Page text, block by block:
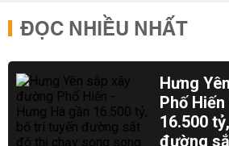
ĐỌC NHIỀU NHẤT
Hưng
Phố
16.500
đường